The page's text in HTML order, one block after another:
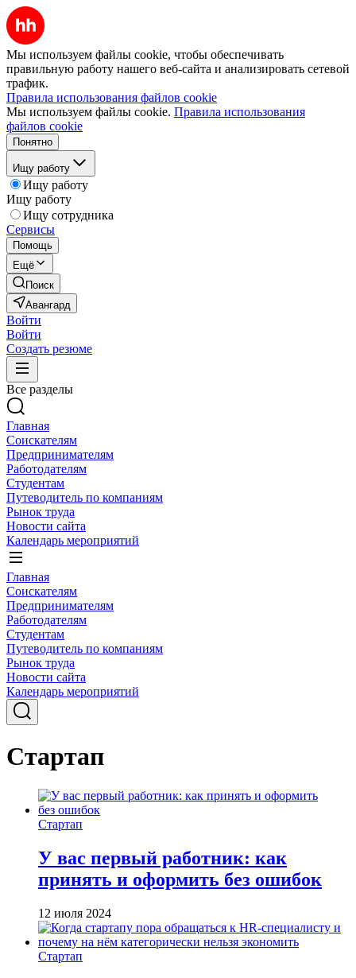
Мы используем файлы cookie, чтобы обеспечивать
правильную работу нашего веб-сайта и анализировать сетевой
трафик.
Правила использования файлов cookie
Мы используем файлы cookie. Правила использования
файлов cookie
Понятно
Ищу работу
Ищу работу
Ищу работу
Ищу сотрудника
Сервисы
Помощь
Ещё
Поиск
Авангард
Войти
Войти
Создать резюме
Все разделы
Главная
Соискателям
Предпринимателям
Работодателям
Студентам
Путеводитель по компаниям
Рынок труда
Новости сайта
Календарь мероприятий
Главная
Соискателям
Предпринимателям
Работодателям
Студентам
Путеводитель по компаниям
Рынок труда
Новости сайта
Календарь мероприятий
Стартап
Стартап
У вас первый работник: как
принять и оформить без ошибок
12 июля 2024
Стартап